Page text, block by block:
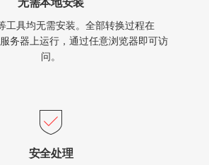
工具均无需安装。全部转换过程在
务器上运行，通过任意浏览器即可访
问。
安全处理